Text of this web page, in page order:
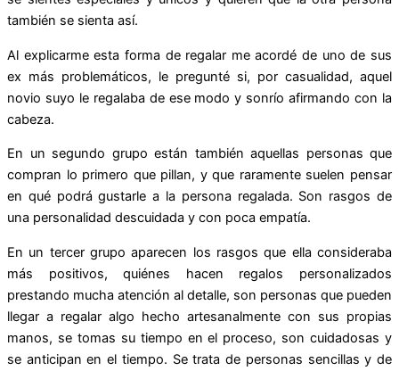
también se sienta así.
Al explicarme esta forma de regalar me acordé de uno de sus
ex más problemáticos, le pregunté si, por casualidad, aquel
novio suyo le regalaba de ese modo y sonrío afirmando con la
cabeza.
En un segundo grupo están también aquellas personas que
compran lo primero que pillan, y que raramente suelen pensar
en qué podrá gustarle a la persona regalada. Son rasgos de
una personalidad descuidada y con poca empatía.
En un tercer grupo aparecen los rasgos que ella consideraba
más positivos, quiénes hacen regalos personalizados
prestando mucha atención al detalle, son personas que pueden
llegar a regalar algo hecho artesanalmente con sus propias
manos, se tomas su tiempo en el proceso, son cuidadosas y
se anticipan en el tiempo. Se trata de personas sencillas y de